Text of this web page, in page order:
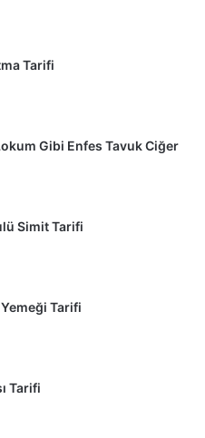
Tarifi
Gibi Enfes Tavuk Ciğer
Simit Tarifi
Tarifi
Tarifi